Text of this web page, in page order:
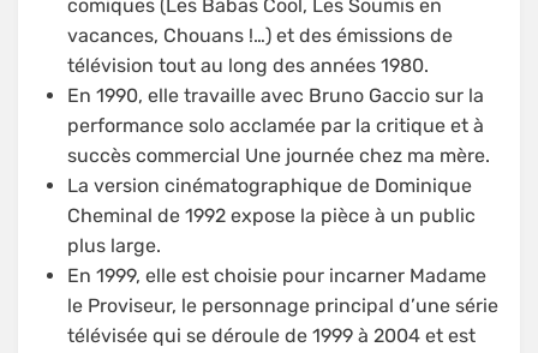
comiques (Les Babas Cool, Les Soumis en
vacances, Chouans !…) et des émissions de
télévision tout au long des années 1980.
En 1990, elle travaille avec Bruno Gaccio sur la
performance solo acclamée par la critique et à
succès commercial Une journée chez ma mère.
La version cinématographique de Dominique
Cheminal de 1992 expose la pièce à un public
plus large.
En 1999, elle est choisie pour incarner Madame
le Proviseur, le personnage principal d’une série
télévisée qui se déroule de 1999 à 2004 et est